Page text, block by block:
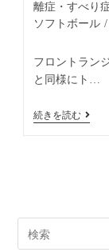
離症・すべり
ソフトボール /
フロントラン
と同様にト…
続きを読む